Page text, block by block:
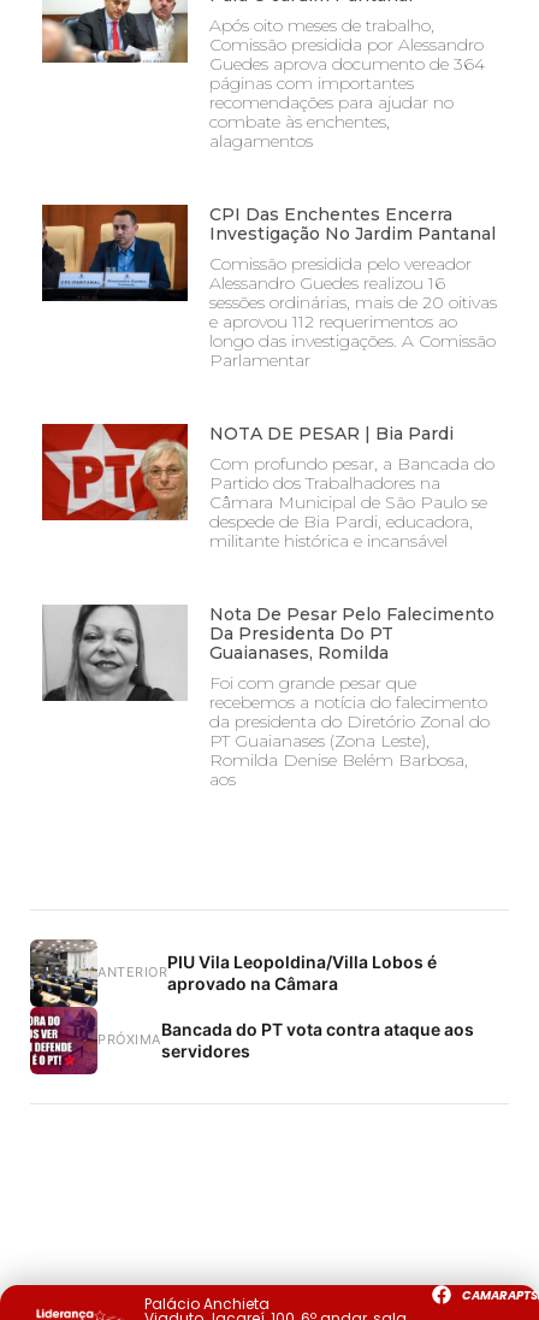
Após oito meses de trabalho,
Comissão presidida por Alessandro
Guedes aprova documento de 364
páginas com importantes
recomendações para ajudar no
combate às enchentes,
alagamentos
CPI Das Enchentes Encerra
Investigação No Jardim Pantanal
Comissão presidida pelo vereador
Alessandro Guedes realizou 16
sessões ordinárias, mais de 20 oitivas
e aprovou 112 requerimentos ao
longo das investigações. A Comissão
Parlamentar
NOTA DE PESAR | Bia Pardi
Com profundo pesar, a Bancada do
Partido dos Trabalhadores na
Câmara Municipal de São Paulo se
despede de Bia Pardi, educadora,
militante histórica e incansável
Nota De Pesar Pelo Falecimento
Da Presidenta Do PT
Guaianases, Romilda
Foi com grande pesar que
recebemos a notícia do falecimento
da presidenta do Diretório Zonal do
PT Guaianases (Zona Leste),
Romilda Denise Belém Barbosa,
aos
ANTERIORPIU Vila Leopoldina/Villa Lobos é
aprovado na Câmara
PRÓXIMABancada do PT vota contra ataque aos
servidores
Palácio Anchieta